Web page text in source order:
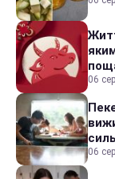
06
06